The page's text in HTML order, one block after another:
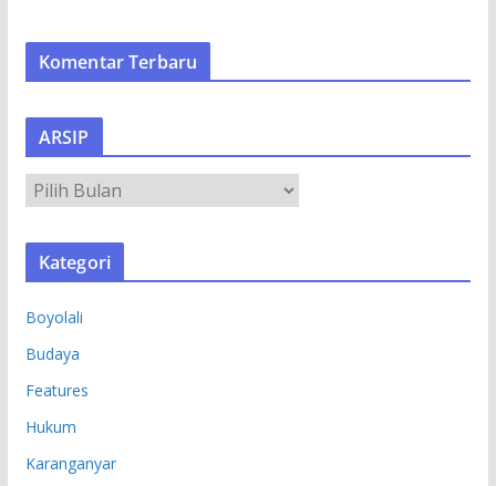
Komentar Terbaru
ARSIP
R
S
Kategori
Boyolali
Budaya
Features
Hukum
Karanganyar